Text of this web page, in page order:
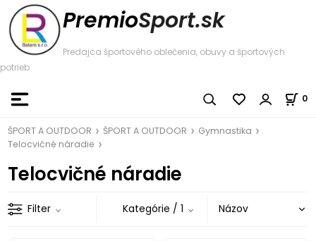
PremioSport.sk
Predajca športového oblečenia, obuvy a športových
potrieb
0
ŠPORT A OUTDOOR ŠPORT A OUTDOOR
Gymnastika
Telocvičné náradie
Telocvičné náradie
Filter Kategórie / 1